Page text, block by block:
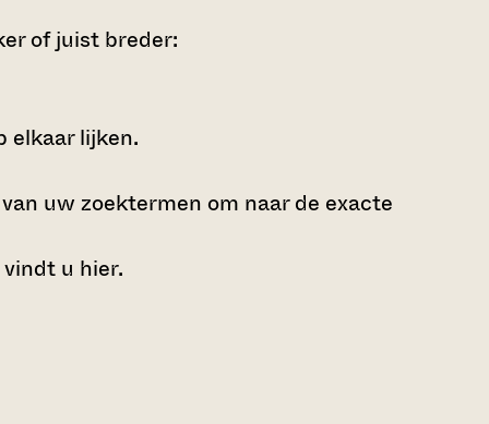
of juist breder:
elkaar lijken.
uw zoektermen om naar de exacte
u hier.